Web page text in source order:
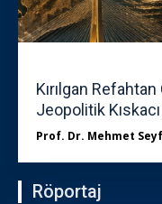
Kırılgan Refahtan
Jeopolitik
Prof. Dr. Mehmet
Röportaj